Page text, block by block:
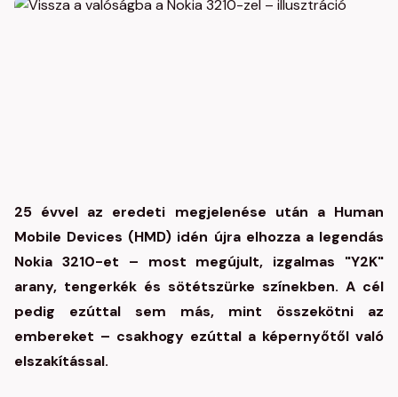
25 évvel az eredeti megjelenése után a Human
Mobile Devices (HMD) idén újra elhozza a legendás
Nokia 3210-et – most megújult, izgalmas "Y2K"
arany, tengerkék és sötétszürke színekben. A cél
pedig ezúttal sem más, mint összekötni az
embereket – csakhogy ezúttal a képernyőtől való
elszakítással.